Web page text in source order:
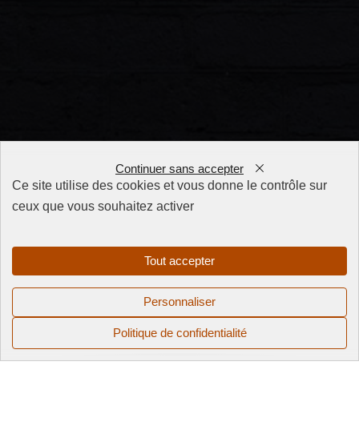
Mentions
légales
Politique de
confidentialité
Ce site utilise des cookies et vous donne le contrôle sur
ceux que vous souhaitez activer
Tout accepter
Continuer sans accepter
Personnaliser
Politique de confidentialité